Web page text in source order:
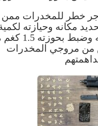
خطر للمخدرات ممن
مكانه وحيازته
تلك المادة وجرت مداهمته وإلقاء
في المفرق على 3 أشخاص من مروجي المخدرات